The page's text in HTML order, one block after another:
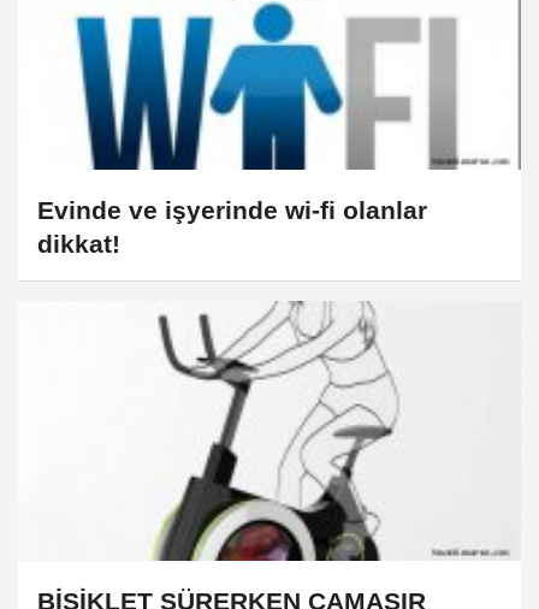
Evinde ve işyerinde wi-fi olanlar
dikkat!
BİSİKLET SÜRERKEN ÇAMAŞIR